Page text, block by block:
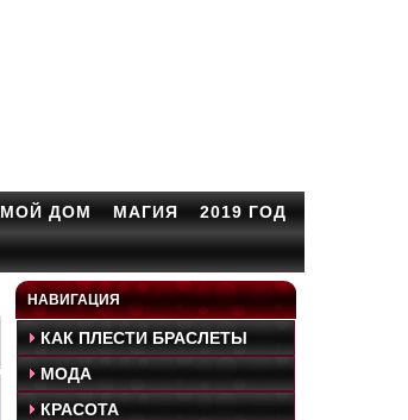
МОЙ ДОМ МАГИЯ 2019 ГОД
НАВИГАЦИЯ
КАК ПЛЕСТИ БРАСЛЕТЫ
МОДА
КРАСОТА